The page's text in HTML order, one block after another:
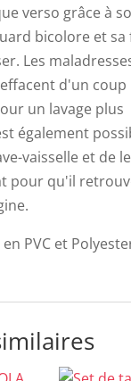
verso grâce à
bicolore et
Les
d'un coup
un lavage plus
également
vaisselle et de
pour qu'il
PVC et